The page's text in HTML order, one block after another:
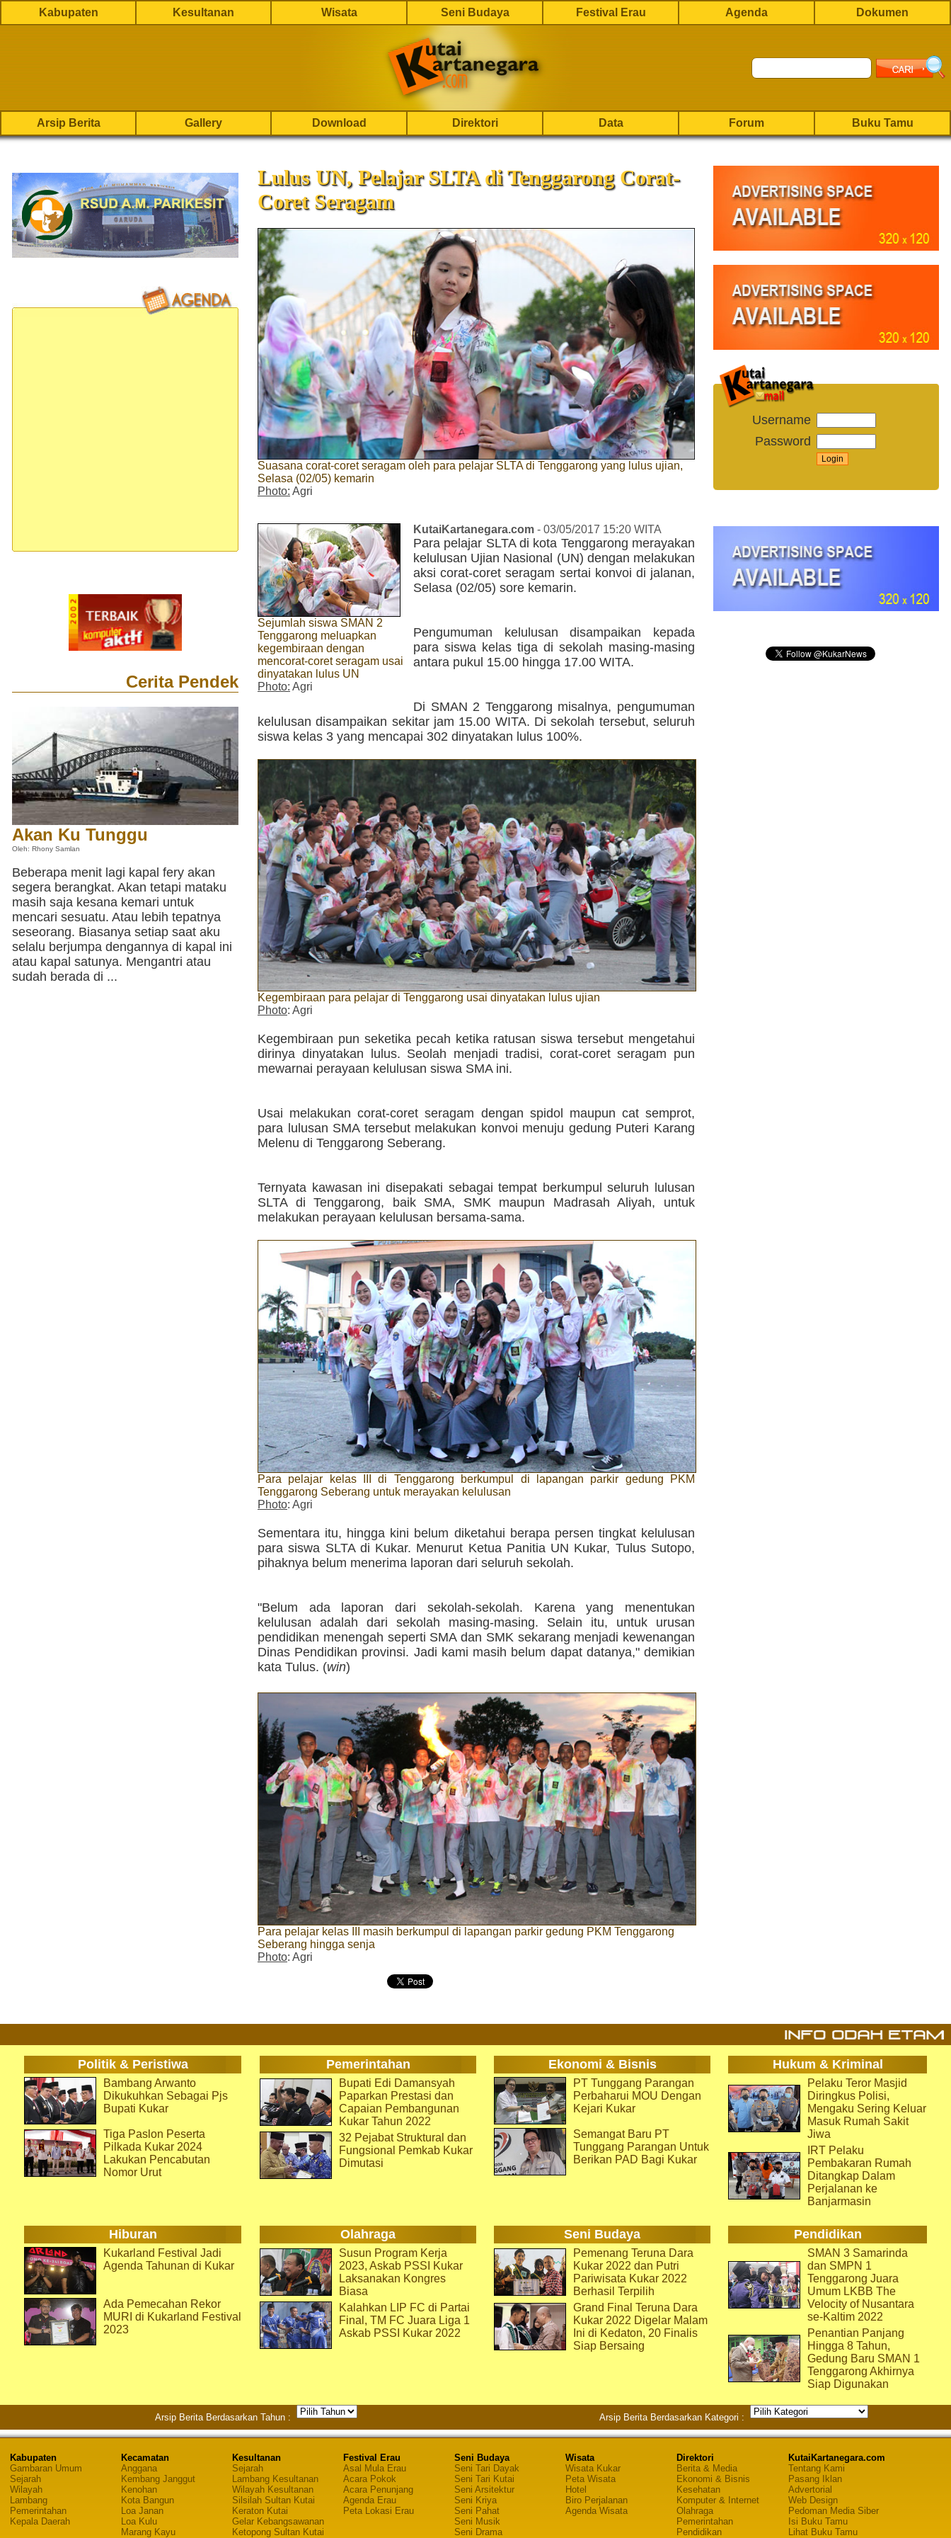
Kabupaten Kesultanan Wisata Seni Budaya Festival Erau Agenda Dokumen
Arsip Berita Gallery Download Direktori Data Forum Buku Tamu
Cerita Pendek
Akan Ku Tunggu
Oleh: Rhony Samlan
Beberapa menit lagi kapal fery akan
segera berangkat. Akan tetapi mataku
masih saja kesana kemari untuk
mencari sesuatu. Atau lebih tepatnya
seseorang. Biasanya setiap saat aku
selalu berjumpa dengannya di kapal ini
atau kapal satunya. Mengantri atau
sudah berada di ...
Lulus UN, Pelajar SLTA di Tenggarong Corat-
Coret Seragam
Suasana corat-coret seragam oleh para pelajar SLTA di Tenggarong yang lulus ujian,
Selasa (02/05) kemarin
Photo: Agri
Sejumlah siswa SMAN 2
Tenggarong meluapkan
kegembiraan dengan
mencorat-coret seragam usai
dinyatakan lulus UN
Photo: Agri
KutaiKartanegara.com - 03/05/2017 15:20 WITA
Para pelajar SLTA di kota Tenggarong merayakan
kelulusan Ujian Nasional (UN) dengan melakukan
aksi corat-coret seragam sertai konvoi di jalanan,
Selasa (02/05) sore kemarin.
Pengumuman kelulusan disampaikan kepada
para siswa kelas tiga di sekolah masing-masing
antara pukul 15.00 hingga 17.00 WITA.
Di SMAN 2 Tenggarong misalnya, pengumuman
kelulusan disampaikan sekitar jam 15.00 WITA. Di sekolah tersebut, seluruh
siswa kelas 3 yang mencapai 302 dinyatakan lulus 100%.
Kegembiraan para pelajar di Tenggarong usai dinyatakan lulus ujian
Photo: Agri
Kegembiraan pun seketika pecah ketika ratusan siswa tersebut mengetahui
dirinya dinyatakan lulus. Seolah menjadi tradisi, corat-coret seragam pun
mewarnai perayaan kelulusan siswa SMA ini.
Usai melakukan corat-coret seragam dengan spidol maupun cat semprot,
para lulusan SMA tersebut melakukan konvoi menuju gedung Puteri Karang
Melenu di Tenggarong Seberang.
Ternyata kawasan ini disepakati sebagai tempat berkumpul seluruh lulusan
SLTA di Tenggarong, baik SMA, SMK maupun Madrasah Aliyah, untuk
melakukan perayaan kelulusan bersama-sama.
Para pelajar kelas III di Tenggarong berkumpul di lapangan parkir gedung PKM
Tenggarong Seberang untuk merayakan kelulusan
Photo: Agri
Sementara itu, hingga kini belum diketahui berapa persen tingkat kelulusan
para siswa SLTA di Kukar. Menurut Ketua Panitia UN Kukar, Tulus Sutopo,
pihaknya belum menerima laporan dari seluruh sekolah.
"Belum ada laporan dari sekolah-sekolah. Karena yang menentukan
kelulusan adalah dari sekolah masing-masing. Selain itu, untuk urusan
pendidikan menengah seperti SMA dan SMK sekarang menjadi kewenangan
Dinas Pendidikan provinsi. Jadi kami masih belum dapat datanya," demikian
kata Tulus. (win)
Para pelajar kelas III masih berkumpul di lapangan parkir gedung PKM Tenggarong
Seberang hingga senja
Photo: Agri
Username
Password
Politik & Peristiwa Pemerintahan Ekonomi & Bisnis Hukum & Kriminal
Bambang Arwanto
Dikukuhkan Sebagai Pjs
Bupati Kukar
Tiga Paslon Peserta
Pilkada Kukar 2024
Lakukan Pencabutan
Nomor Urut
Bupati Edi Damansyah
Paparkan Prestasi dan
Capaian Pembangunan
Kukar Tahun 2022
32 Pejabat Struktural dan
Fungsional Pemkab Kukar
Dimutasi
PT Tunggang Parangan
Perbaharui MOU Dengan
Kejari Kukar
Semangat Baru PT
Tunggang Parangan Untuk
Berikan PAD Bagi Kukar
Pelaku Teror Masjid
Diringkus Polisi,
Mengaku Sering Keluar
Masuk Rumah Sakit
Jiwa
IRT Pelaku
Pembakaran Rumah
Ditangkap Dalam
Perjalanan ke
Banjarmasin
Hiburan Olahraga Seni Budaya Pendidikan
Kukarland Festival Jadi
Agenda Tahunan di Kukar
Ada Pemecahan Rekor
MURI di Kukarland Festival
2023
Susun Program Kerja
2023, Askab PSSI Kukar
Laksanakan Kongres
Biasa
Kalahkan LIP FC di Partai
Final, TM FC Juara Liga 1
Askab PSSI Kukar 2022
Pemenang Teruna Dara
Kukar 2022 dan Putri
Pariwisata Kukar 2022
Berhasil Terpilih
Grand Final Teruna Dara
Kukar 2022 Digelar Malam
Ini di Kedaton, 20 Finalis
Siap Bersaing
SMAN 3 Samarinda
dan SMPN 1
Tenggarong Juara
Umum LKBB The
Velocity of Nusantara
se-Kaltim 2022
Penantian Panjang
Hingga 8 Tahun,
Gedung Baru SMAN 1
Tenggarong Akhirnya
Siap Digunakan
Arsip Berita Berdasarkan Tahun : Arsip Berita Berdasarkan Kategori :
Kabupaten
Gambaran Umum
Sejarah
Wilayah
Lambang
Pemerintahan
Kepala Daerah
Kecamatan
Anggana
Kembang Janggut
Kenohan
Kota Bangun
Loa Janan
Loa Kulu
Marang Kayu
Kesultanan
Sejarah
Lambang Kesultanan
Wilayah Kesultanan
Silsilah Sultan Kutai
Keraton Kutai
Gelar Kebangsawanan
Ketopong Sultan Kutai
Festival Erau
Asal Mula Erau
Acara Pokok
Acara Penunjang
Agenda Erau
Peta Lokasi Erau
Seni Budaya
Seni Tari Dayak
Seni Tari Kutai
Seni Arsitektur
Seni Kriya
Seni Pahat
Seni Musik
Seni Drama
Wisata
Wisata Kukar
Peta Wisata
Hotel
Biro Perjalanan
Agenda Wisata
Direktori
Berita & Media
Ekonomi & Bisnis
Kesehatan
Komputer & Internet
Olahraga
Pemerintahan
Pendidikan
KutaiKartanegara.com
Tentang Kami
Pasang Iklan
Advertorial
Web Design
Pedoman Media Siber
Isi Buku Tamu
Lihat Buku Tamu